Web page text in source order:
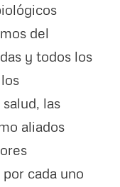
del
y todos los
las
aliados
cada uno